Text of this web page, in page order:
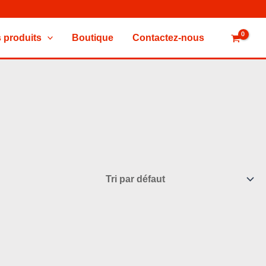
produits Boutique Contactez-nous